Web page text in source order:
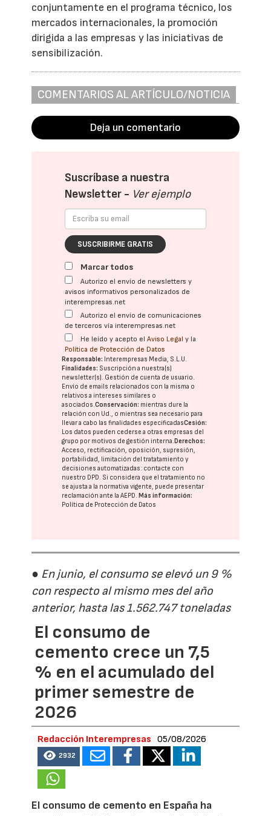
conjuntamente en el programa técnico, los
mercados internacionales, la promoción
dirigida a las empresas y las iniciativas de
sensibilización.
COMENTARIOS AL ARTÍCULO/NOTICIA
Deja un comentario
Suscríbase a nuestra
Newsletter - Ver ejemplo
SUSCRIBIRME GRATIS
Marcar todos
Autorizo el envío de newsletters y
avisos informativos personalizados de
interempresas.net
Autorizo el envío de comunicaciones
de terceros vía interempresas.net
He leído y acepto elAviso Legal y la
Política de Protección de Datos
Responsable: Interempresas Media, S.L.U.
Finalidades: Suscripción a nuestra(s)
newsletter(s). Gestión de cuenta de usuario.
Envío de emails relacionados con la misma o
relativos a intereses similares o
asociados.Conservación: mientras dure la
relación con Ud., o mientras sea necesario para
llevar a cabo las finalidades especificadasCesión:
Los datos pueden cederse a otras empresas del
grupo por motivos de gestión interna.Derechos:
Acceso, rectificación, oposición, supresión,
portabilidad, limitación del tratatamiento y
decisiones automatizadas: contacte con
nuestro DPD. Si considera que el tratamiento no
se ajusta a la normativa vigente, puede presentar
reclamación ante laAEPD.Más información:
Política de Protección de Datos
● En junio, el consumo se elevó un 9 %
con respecto al mismo mes del año
anterior, hasta las 1.562.747 toneladas
El consumo de
cemento crece un 7,5
% en el acumulado del
primer semestre de
2026
Redacción Interempresas 05/08/2026
2932
El consumo de cemento en España ha